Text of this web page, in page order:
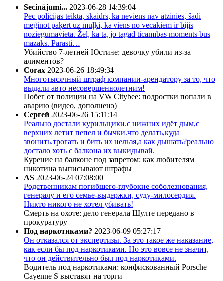
Secinājumi... 2023-06-28 14:39:04
Pēc policijas teiktā, skaidrs, ka neviens nav atzinies, šādi
mēģinot paķert uz muļķi, ka viens no vecākiem ir bijis
noziegumavietā. Žēl, ka tā, jo tagad ticamības moments būs
mazāks. Parasti…
Убийство 7-летней Юстине: девочку убили из-за
алиментов?
Corax 2023-06-26 18:49:34
Многотысячный штраф компании-арендатору за то, что
выдали авто несовершеннолетним!
Побег от полиции на VW Citybee: подростки попали в
аварию (видео, дополнено)
Сергей 2023-06-26 15:11:14
Реально достали курильщики.с нижних идёт дым,с
верхних летит пепел и бычки.что делать,куда
звонить.трогать и бить их нельзя,а как дышать?реально
достало хоть с балкона их выкидывай.
Курение на балконе под запретом: как любителям
никотина выписывают штрафы
AS 2023-06-24 07:08:00
Родственникам погибшего-глубокие соболезнования,
генералу и его семье-выдержки, суду-милосердия.
Никто никого не хотел убивать!
Смерть на охоте: дело генерала Шулте передано в
прокуратуру
Под наркотиками? 2023-06-09 05:27:17
Он отказался от экспертизы. За это такое же наказание,
как если бы под наркотиками. Но это вовсе не значит,
что он действительно был под наркотиками.
Водитель под наркотиками: конфискованный Porsche
Cayenne S выставят на торги